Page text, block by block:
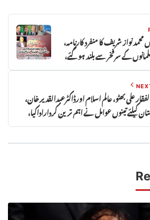
محمد نواز شریف کا منفرد کارنامہ،
کے سرفخر سے بلند ہوگئے،
علی بھٹو، عالم اسلام اورڈاکٹرعبدالقدیرخان،
کیلئے تینوں عوامل نے اہم ترین کرداراداکیا،